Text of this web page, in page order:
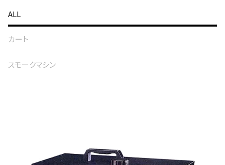
ALL
カート
スモークマシン